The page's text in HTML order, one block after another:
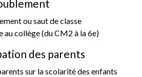
ou saut de classe
au collège (du CM2 à la 6e)
des parents
sur la scolarité des enfants